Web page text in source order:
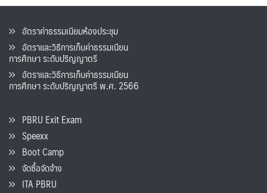
อัตราค่าธรรมเนียมห้องประชุม
อัตราและวิธีการเก็บค่าธรรมเนียน
การศึกษา ระดับปริญญาตรี
อัตราและวิธีการเก็บค่าธรรมเนียน
การศึกษา ระดับปริญญาตรี พ.ศ. 2566
PBRU Exit Exam
Speexx
Boot Camp
จัดซื้อจัดจ้าง
ITA PBRU